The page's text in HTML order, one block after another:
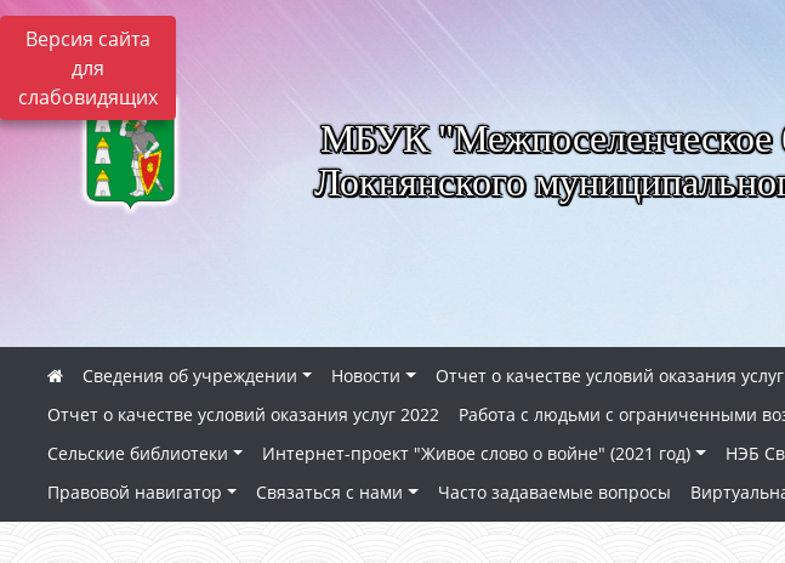
Версия сайта
для
слабовидящих
МБУК "Межпоселенческое
Локнянского
Сведения об учреждении Новости
Отчет о качестве условий оказания
Отчет о качестве условий оказания услуг 2022
Работа с людьми с ограниченными
Сельские библиотеки
Интернет-проект "Живое слово о войне" (2021 год) НЭБ
Правовой навигатор
Связаться с нами Часто задаваемые вопросы